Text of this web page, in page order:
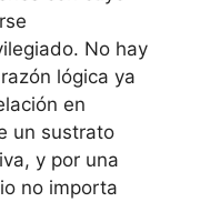
No hay
lógica ya
en
un sustrato
y por una
no importa